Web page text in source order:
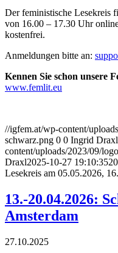
Der feministische Lesekreis
von 16.00 – 17.30 Uhr
kostenfrei.
Anmeldungen bitte an:
Kennen Sie schon unsere
www.femlit.eu
//igfem.at/wp-content/
schwarz.png 0 0 Ingrid Draxl
content/uploads/2023/09/
Draxl2025-10-27 19:10:35
Lesekreis am 05.05.2026,
13.-20.04.2026:
Amsterdam
27.10.2025